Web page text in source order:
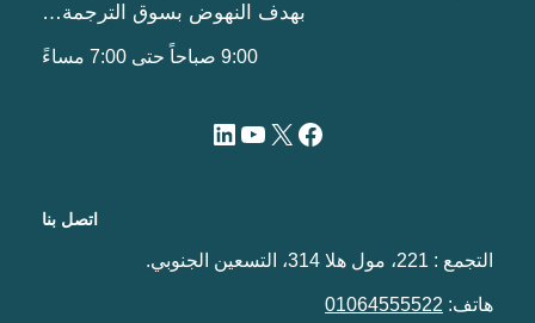
بهدف النهوض بسوق الترجمة…
اتصل بنا
التجمع : 221، مول هلا 314، التسعين الجنوبي.
هاتف: 01064555522